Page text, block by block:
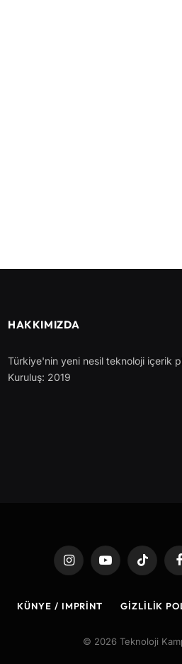
HAKKIMIZDA
Türkiye'nin yeni nesil teknoloji içerik
Kuruluş: 2019
InstagramYouTubeTikTok
KÜNYE / IMPRINT GIZLILIK
© 2026 Teknoloji